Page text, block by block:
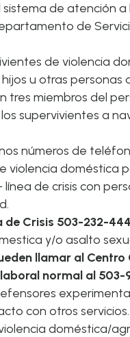
de atención a
de
de violencia
u otras personas
tres miembros del
supervivientes a
números de
violencia doméstica
línea de crisis con
de Crisis 503-232-
y/o asalto
llamar al
normal al
con otros servicios.
doméstica/